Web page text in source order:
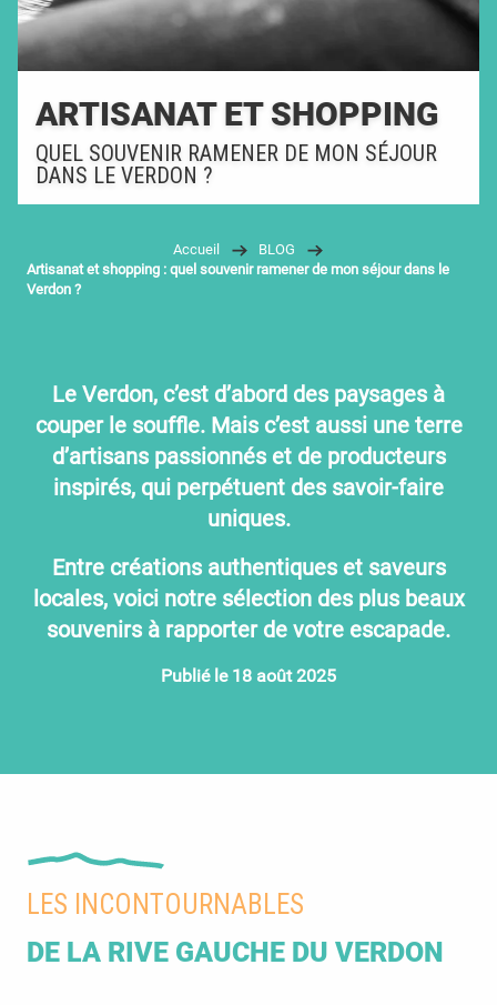
ARTISANAT ET SHOPPING
QUEL SOUVENIR RAMENER DE MON SÉJOUR
DANS LE VERDON ?
Accueil
BLOG
Artisanat et shopping : quel souvenir ramener de mon séjour dans le
Verdon ?
Le Verdon, c’est d’abord des paysages à
couper le souffle. Mais c’est aussi une terre
d’artisans passionnés et de producteurs
inspirés, qui perpétuent des savoir-faire
uniques.
Entre créations authentiques et saveurs
locales, voici notre sélection des plus beaux
souvenirs à rapporter de votre escapade.
Publié le 18 août 2025
LES INCONTOURNABLES
DE LA RIVE GAUCHE DU VERDON